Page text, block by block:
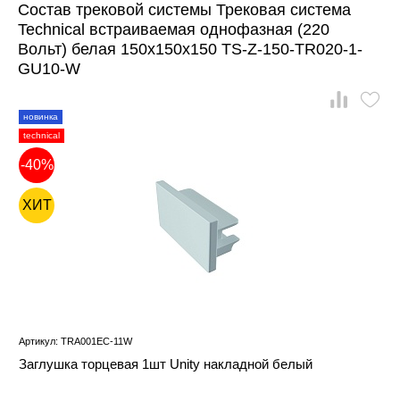
Состав трековой системы Трековая система
Technical встраиваемая однофазная (220
Вольт) белая 150x150x150 TS-Z-150-TR020-1-
GU10-W
новинка
technical
-40%
ХИТ
Артикул: TRA001EC-11W
Заглушка торцевая 1шт Unity накладной белый